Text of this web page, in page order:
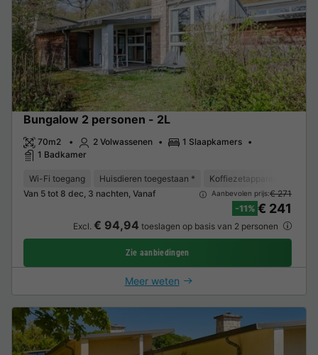
Bungalow 2 personen - 2L
70m2 2 Volwassenen
1 Slaapkamers
1 Badkamer
Wi-Fi toegang Huisdieren toegestaan * Koffiezetapparaat
Van 5 tot 8 dec, 3 nachten, Vanaf
Aanbevolen prijs:€ 271
-11% € 241
Excl. € 94,94 toeslagen op basis van 2 personen
Zie aanbiedingen
Meer weten